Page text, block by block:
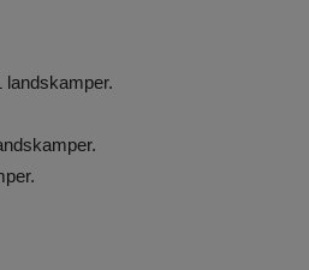
landskamper.